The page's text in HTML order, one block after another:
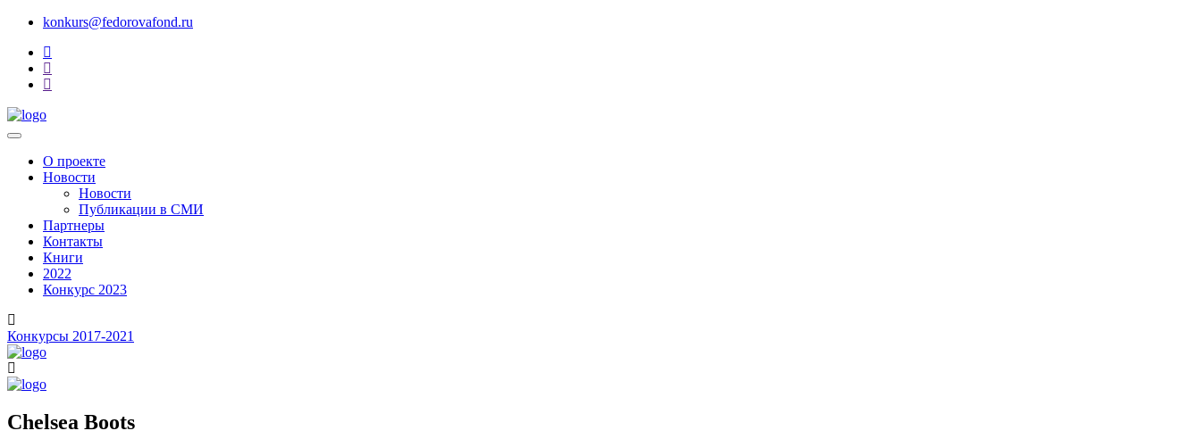
konkurs@fedorovafond.ru
О проекте
Новости
Новости
Публикации в СМИ
Партнеры
Контакты
Книги
2022
Конкурс 2023
Конкурсы 2017-2021
Chelsea Boots